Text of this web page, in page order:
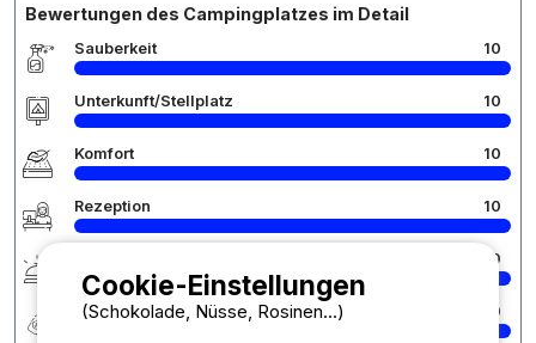
Bewertungen des Campingplatzes im Detail
Sauberkeit 10
Unterkunft/Stellplatz 10
Komfort 10
Rezeption 10
10
Preis-Leistungs-Verhältnis 10
Cookie-Einstellungen
(Schokolade, Nüsse, Rosinen...)